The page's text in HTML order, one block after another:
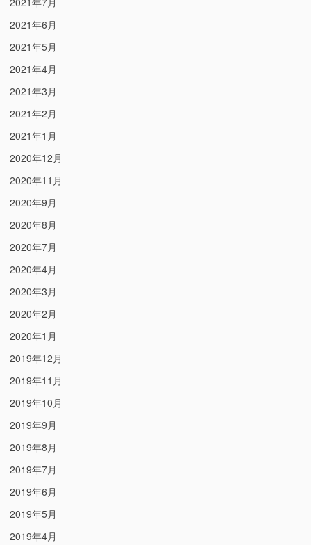
2021年6月
2021年5月
2021年4月
2021年3月
2021年2月
2021年1月
2020年12月
2020年11月
2020年9月
2020年8月
2020年7月
2020年4月
2020年3月
2020年2月
2020年1月
2019年12月
2019年11月
2019年10月
2019年9月
2019年8月
2019年7月
2019年6月
2019年5月
2019年4月